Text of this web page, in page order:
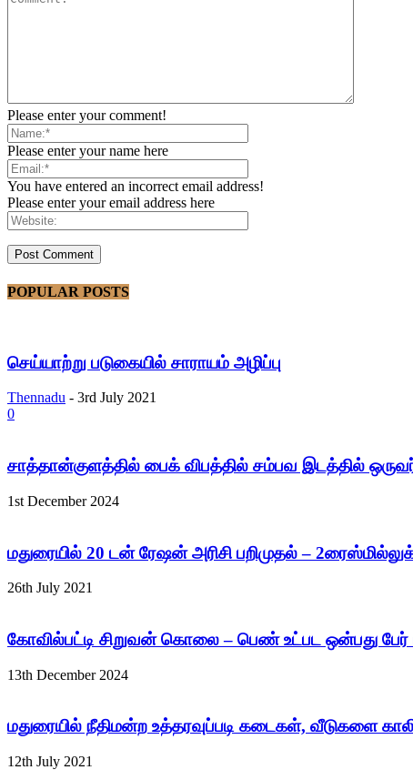
Please enter your comment!
Please enter your name here
You have entered an incorrect email address!
Please enter your email address here
POPULAR POSTS
செய்யாற்று படுகையில் சாராயம் அழிப்பு
Thennadu - 3rd July 2021
0
சாத்தான்குளத்தில் பைக் விபத்தில் சம்பவ இடத்தில்
1st December 2024
மதுரையில் 20 டன் ரேஷன் அரிசி பறிமுதல் –
26th July 2021
கோவில்பட்டி சிறுவன் கொலை – பெண் உட்பட ஒன்பது பேர்
13th December 2024
மதுரையில் நீதிமன்ற உத்தரவுப்படி கடைகள், வீடுகளை
12th July 2021